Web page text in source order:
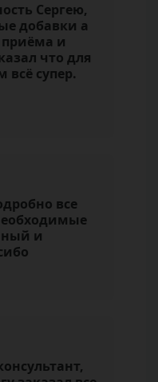
Сергею,
добавки а
приёма и
что для
супер.
все
и